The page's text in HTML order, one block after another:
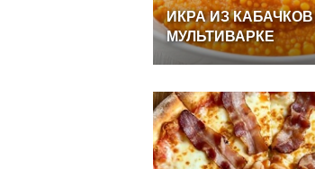
ИКРАИЗКАБАЧКОВ
МУЛЬТИВАРКЕ